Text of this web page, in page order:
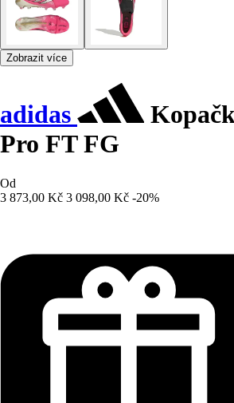
Zobrazit více
adidas
Pro FT FG
Od
3 873,00 Kč 3 098,00 Kč -20%